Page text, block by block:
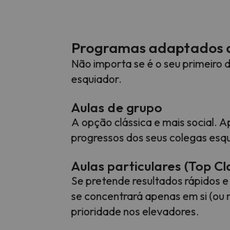
Programas adaptados
Não importa se é o seu primeiro
esquiador.
Aulas de grupo
A opção clássica e mais social.
progressos dos seus colegas
Aulas particulares (Top
Se pretende resultados rápidos
se concentrará apenas em si
prioridade nos elevadores.